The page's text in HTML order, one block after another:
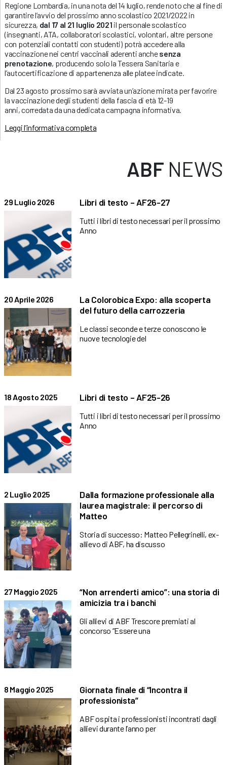
Regione Lombardia, in una nota del 14 luglio, rende noto che al fine di
garantire l’avvio del prossimo anno scolastico 2021/2022 in
sicurezza, dal 17 al 21 luglio 2021 il personale scolastico
(insegnanti, ATA, collaboratori scolastici, volontari, altre persone
con potenziali contatti con studenti) potrà accedere alla
vaccinazione nei centri vaccinali aderenti anchesenza
prenotazione, producendo solo la Tessera Sanitaria e
l’autocertificazione di appartenenza alle platee indicate.
Dal 23 agosto prossimo sarà avviata un’azione mirata per favorire
la vaccinazione degli studenti della fascia di età 12-19
anni, corredata da una dedicata campagna informativa.
Leggi l’informativa completa
ABF NEWS
29 Luglio 2026 Libri di testo – AF26-27
Tutti i libri di testo necessari per il prossimo
Anno
20 Aprile 2026
La Colorobica Expo: alla scoperta
del futuro della carrozzeria
Le classi seconde e terze conoscono le
nuove tecnologie del
18 Agosto 2025 Libri di testo – AF25-26
Tutti i libri di testo necessari per il prossimo
Anno
2 Luglio 2025
Dalla formazione professionale alla
laurea magistrale: il percorso di
Matteo
Storia di successo: Matteo Pellegrinelli, ex-
allievo di ABF, ha discusso
27 Maggio 2025
“Non arrenderti amico”: una storia di
amicizia tra i banchi
Gli allievi di ABF Trescore premiati al
concorso “Essere una
8 Maggio 2025
Giornata finale di “Incontra il
professionista”
ABF ospita i professionisti incontrati dagli
allievi durante l’anno per